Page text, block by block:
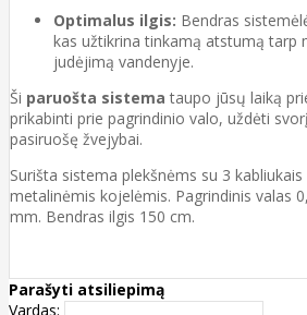
Optimalus ilgis: Bendras
kas užtikrina tinkamą atstumą tarp
judėjimą vandenyje.
Ši paruošta sistema taupo jūsų laiką
prikabinti prie pagrindinio valo, uždėti
pasiruošę žvejybai.
Surišta sistema plekšnėms su 3
metalinėmis kojelėmis. Pagrindinis valas
mm. Bendras ilgis 150 cm.
Parašyti atsiliepimą
Vardas: